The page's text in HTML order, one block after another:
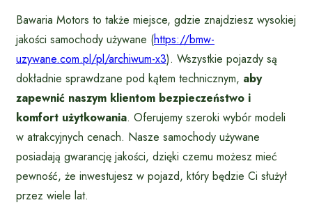
Bawaria Motors to także miejsce, gdzie znajdziesz wysokiej
jakości samochody używane (https://bmw-
uzywane.com.pl/pl/archiwum-x3). Wszystkie pojazdy są
dokładnie sprawdzane pod kątem technicznym, aby
zapewnić naszym klientom bezpieczeństwo i
komfort użytkowania. Oferujemy szeroki wybór modeli
w atrakcyjnych cenach. Nasze samochody używane
posiadają gwarancję jakości, dzięki czemu możesz mieć
pewność, że inwestujesz w pojazd, który będzie Ci służył
przez wiele lat.